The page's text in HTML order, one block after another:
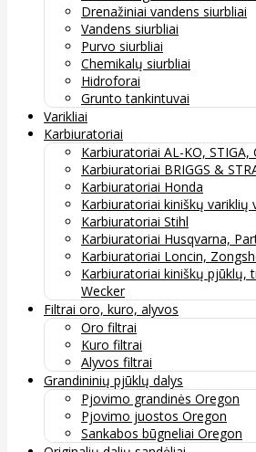
Drenažiniai vandens siurbliai
Vandens siurbliai
Purvo siurbliai
Chemikalų siurbliai
Hidroforai
Grunto tankintuvai
Varikliai
Karbiuratoriai
Karbiuratoriai AL-KO, STIGA,
Karbiuratoriai BRIGGS &
Karbiuratoriai Honda
Karbiuratoriai kiniškų variklių
Karbiuratoriai Stihl
Karbiuratoriai Husqvarna,
Karbiuratoriai Loncin,
Karbiuratoriai kiniškų pjūklų,
Wecker
Filtrai oro, kuro, alyvos
Oro filtrai
Kuro filtrai
Alyvos filtrai
Grandininių pjūklų dalys
Pjovimo grandinės Oregon
Pjovimo juostos Oregon
Sankabos būgneliai Oregon